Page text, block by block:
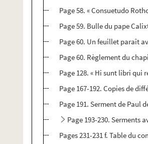
Page 58. « Consuetudo
Page 59. Bulle du pape
Page 60. Un feuillet paraît
Page 60. Règlement du
Page 128. « Hi sunt libri
Page 167-192. Copies de
Page 191. Serment de Paul
Page 193-230. Serments
Pages 231-231 f. Table du